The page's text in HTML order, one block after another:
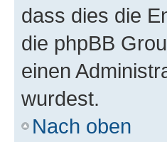
dass dies die
die phpBB
einen
wurdest.
Nach oben